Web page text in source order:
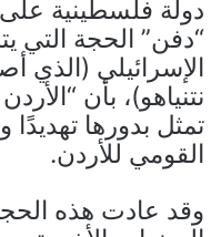
دولة فلسطينية
“دفن” الحجة التي
الإسرائيلي (الذي
نتنياهو)، بأن
تمثل بدورها تهديدًا
القومي للأردن.
وقد عادت هذه